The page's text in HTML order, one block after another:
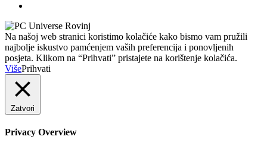
Na našoj web stranici koristimo kolačiće kako bismo vam pružili
najbolje iskustvo pamćenjem vaših preferencija i ponovljenih
posjeta. Klikom na “Prihvati” pristajete na korištenje kolačića.
VišePrihvati
Zatvori
Privacy Overview